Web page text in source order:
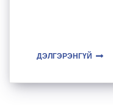
ДЭЛГЭРЭНГҮЙ